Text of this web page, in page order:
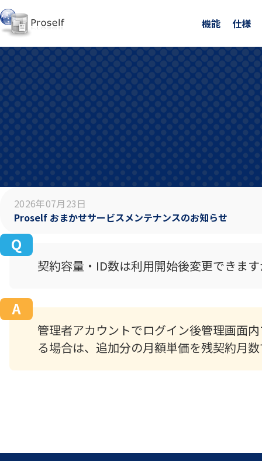
機能 仕様
2026年07月23日
Proself おまかせサービスメンテナンスのお知らせ
契約容量・ID数は利用開始後変更できま
管理者アカウントでログイン後管理画面
る場合は、追加分の月額単価を残契約月